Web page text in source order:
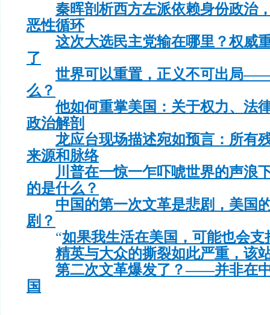
秦晖剖析西方左派依赖身份政治
恶性循环
这次大选民主党输在哪里？权威
了
世界可以重置，正义不可出局
么？
他如何重掌美国：关于权力、法
政治解剖
龙应台现场描述宛如预言：所有
来源和脉络
川普在一惊一乍吓唬世界的声浪
的是什么？
中国的第一次文革是悲剧，美国
剧？
“如果我生活在美国，可能也会支
精英与大众的撕裂如此严重，该
第二次文革爆发了？——并非在
国